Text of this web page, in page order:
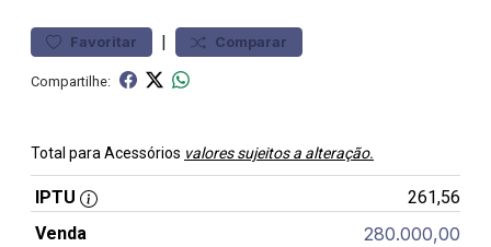
Favoritar | Comparar
Compartilhe:
Total para Acessórios valores sujeitos a alteração.
IPTU
261,56
Venda
280.000,00